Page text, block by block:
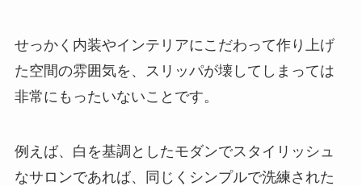
せっかく内装やインテリアにこだわって作り上げ
た空間の雰囲気を、スリッパが壊してしまっては
非常にもったいないことです。
例えば、白を基調としたモダンでスタイリッシュ
なサロンであれば、同じくシンプルで洗練された